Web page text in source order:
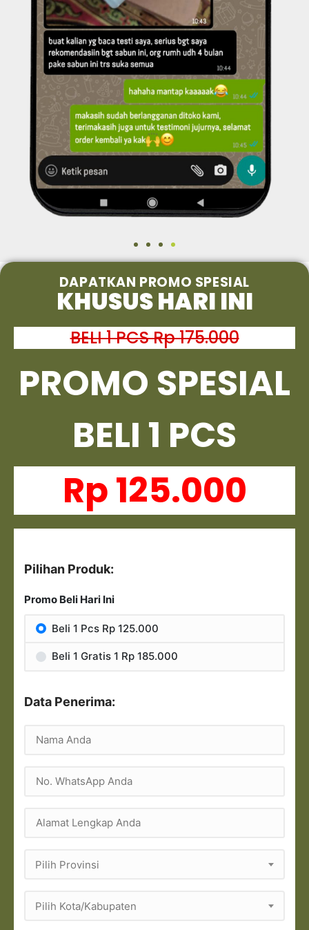
DAPATKAN PROMO SPESIAL
KHUSUS HARI INI
BELI 1 PCS Rp 175.000
PROMO SPESIAL
BELI 1 PCS
Rp 125.000
Pilihan Produk:
Promo Beli Hari Ini
Beli 1 Pcs Rp 125.000
Beli 1 Gratis 1 Rp 185.000
Data Penerima:
Pilih Provinsi
Pilih Kota/Kabupaten